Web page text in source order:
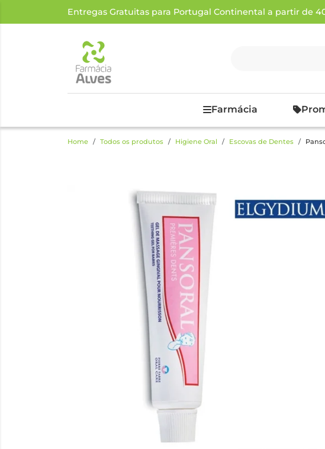
Entregas Gratuitas para Portugal Continental a partir de
Farmácia
Home Todos os produtos Higiene Oral Escovas de Dentes